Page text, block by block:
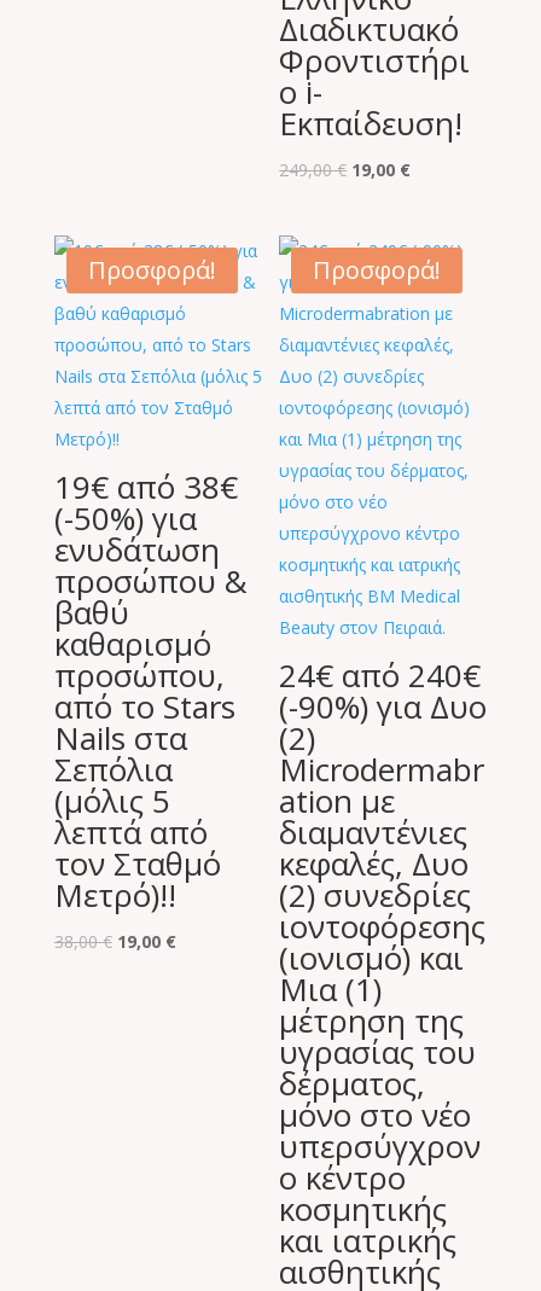
Διαδικτυακό
Φροντιστήρι
ο i-
Εκπαίδευση!
249,00€ Original
249,00 €.
19,00 €
είναι:
19,00 €.
Προσφορά!
19€ από 38€
(-50%) για
ενυδάτωση
προσώπου &
βαθύ
καθαρισμό
προσώπου,
από το Stars
Nails στα
Σεπόλια
(μόλις 5
λεπτά από
τον Σταθμό
Μετρό)!!
38,00€ Original
19,00 €Η
Προσφορά!
24€ από 240€
(-90%) για Δυο
(2)
Microdermabr
ation με
διαμαντένιες
κεφαλές, Δυο
(2) συνεδρίες
ιοντοφόρεσης
(ιονισμό) και
Μια (1)
μέτρηση της
υγρασίας του
δέρματος,
μόνο στο νέο
υπερσύγχρον
ο κέντρο
κοσμητικής
και ιατρικής
αισθητικής